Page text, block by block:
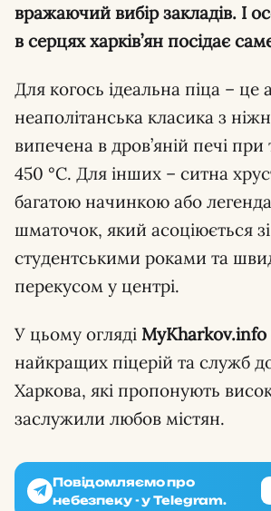
вражаючий вибір закладів. І
в серцях харків’ян посідає
Для когось ідеальна піца – це
неаполітанська класика з
випечена в дров’яній печі при
450 °C. Для інших – ситна
багатою начинкою або
шматочок, який асоціюється зі
студентськими роками та
перекусом у центрі.
У цьому огляді MyKharkov.info
найкращих піцерій та служб
Харкова, які пропонують
заслужили любов містян.
Повідомляємо про
небезпеку - у Telegram.